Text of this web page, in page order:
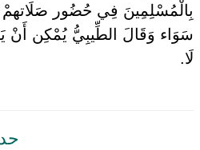
بِالْمُسْلِمِينَ فِي حُضُور صَلَاتهمْ
سَوَاء وَقَالَ الطِّيبِيُّ يُمْكِن أَنْ
لَا.